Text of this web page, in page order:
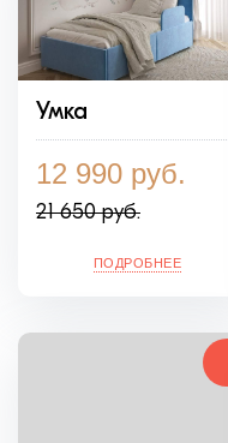
Умка
12 990 руб.
21 650 руб.
ПОДРОБНЕЕ